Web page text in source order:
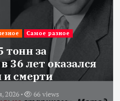
Самое разное
тонн за
36 лет оказался
и смерти
2026 66 views